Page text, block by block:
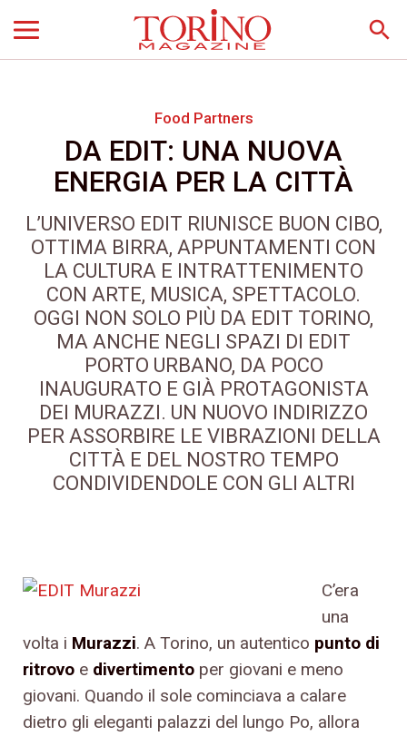
search
Food Partners
DA EDIT: UNA NUOVA
ENERGIA PER LA CITTÀ
L’UNIVERSO EDIT RIUNISCE BUON CIBO,
OTTIMA BIRRA, APPUNTAMENTI CON
LA CULTURA E INTRATTENIMENTO
CON ARTE, MUSICA, SPETTACOLO.
OGGI NON SOLO PIÙ DA EDIT TORINO,
MA ANCHE NEGLI SPAZI DI EDIT
PORTO URBANO, DA POCO
INAUGURATO E GIÀ PROTAGONISTA
DEI MURAZZI. UN NUOVO INDIRIZZO
PER ASSORBIRE LE VIBRAZIONI DELLA
CITTÀ E DEL NOSTRO TEMPO
CONDIVIDENDOLE CON GLI ALTRI
C’era
una
volta i Murazzi. A Torino, un autentico punto di
ritrovo e divertimento per giovani e meno
giovani. Quando il sole cominciava a calare
dietro gli eleganti palazzi del lungo Po, allora